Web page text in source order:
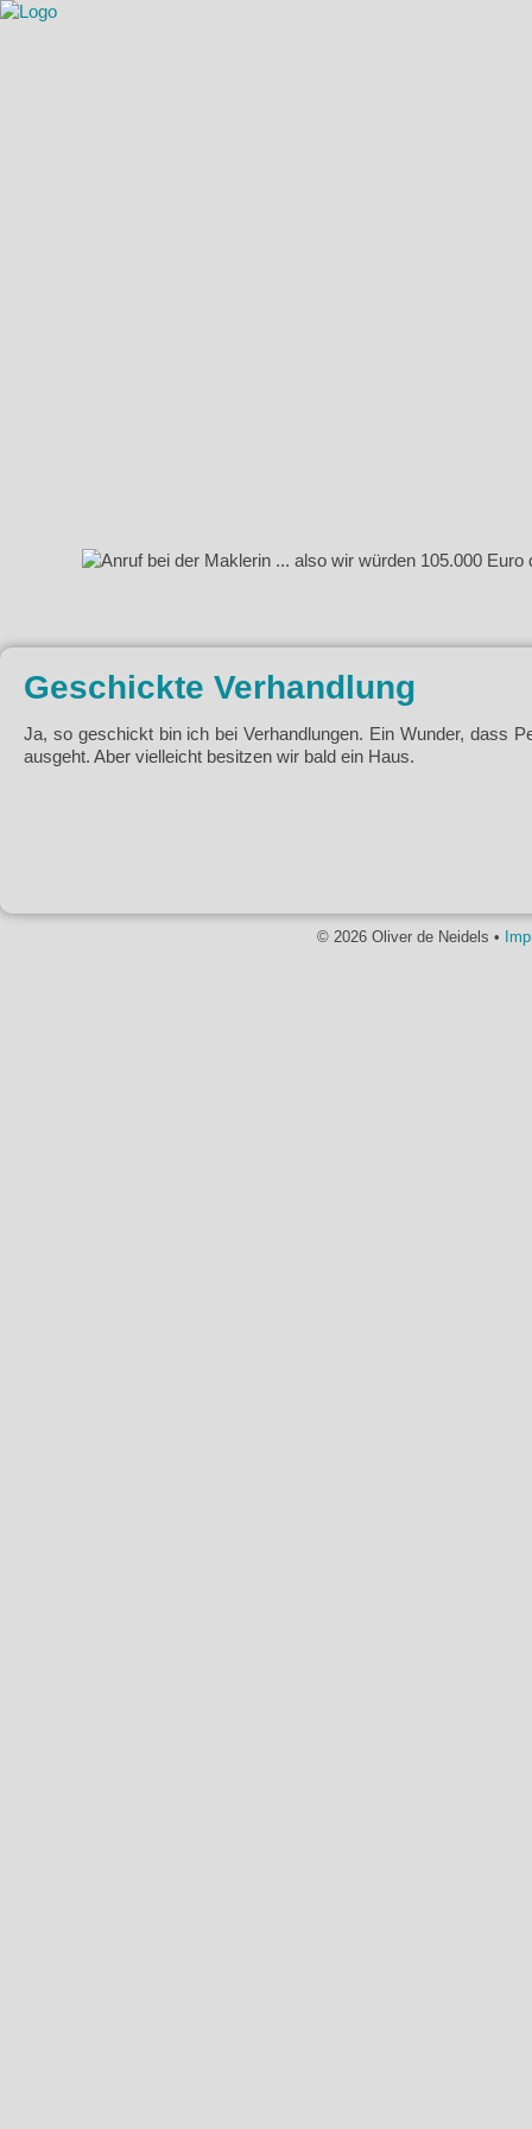
Geschickte Verhandlung
Ja, so geschickt bin ich bei Verhandlungen. Ein Wunder, dass
ausgeht. Aber vielleicht besitzen wir bald ein Haus.
© 2026 Oliver de Neidels •